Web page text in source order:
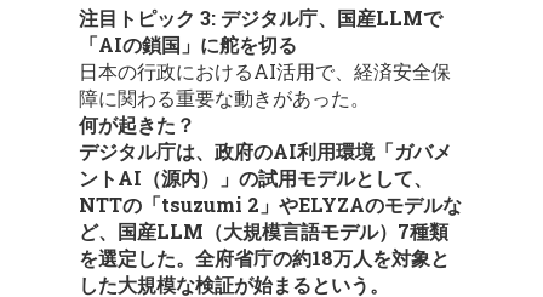
注目トピック 3: デジタル庁、国産LLMで
「AIの鎖国」に舵を切る
日本の行政におけるAI活用で、経済安全保
障に関わる重要な動きがあった。
何が起きた？
デジタル庁は、政府のAI利用環境「ガバメ
ントAI（源内）」の試用モデルとして、
NTTの「tsuzumi 2」やELYZAのモデルな
ど、国産LLM（大規模言語モデル）7種類
を選定した。全府省庁の約18万人を対象と
した大規模な検証が始まるという。